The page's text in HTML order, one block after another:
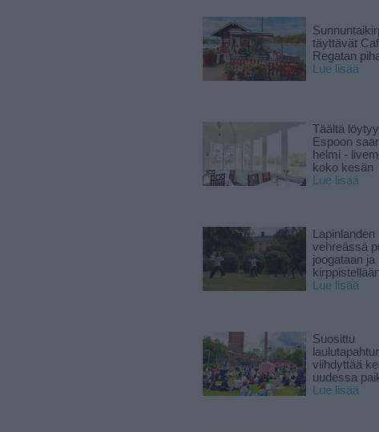
täyttävät
Regatan
Lue lisää
Täältä löytyy
Espoon
helmi -
koko kesän
Lue lisää
Lapinlanden
vehreässä
joogataan ja
kirppistellään
Lue lisää
Suosittu
viihdyttää
uudessa
Lue lisää